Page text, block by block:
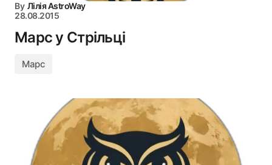
By Лілія AstroWay
28.08.2015
Марс у Стрільці
Марс